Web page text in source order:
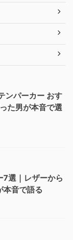
ンパーカー おす
た男が本音で選
7選｜レザーから
本音で語る